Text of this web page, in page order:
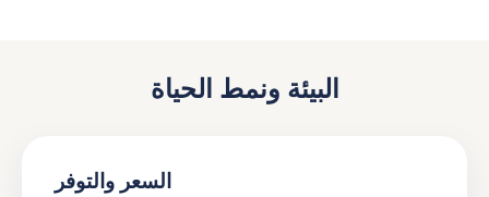
البيئة ونمط الحياة
السعر والتوفر